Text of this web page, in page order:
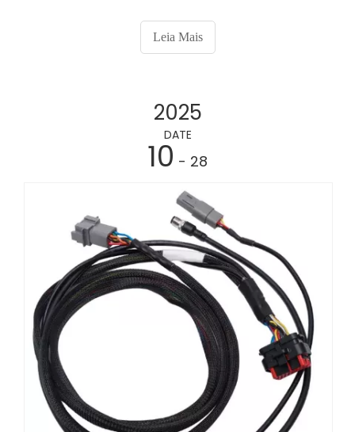
Leia Mais
2025
DATE
10 - 28